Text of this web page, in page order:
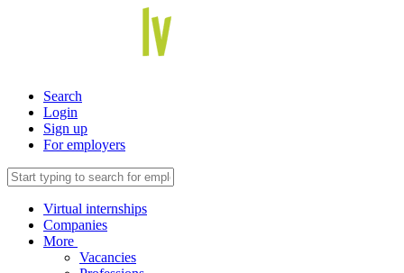
Search
Login
Sign up
For employers
Virtual internships
Companies
More
Vacancies